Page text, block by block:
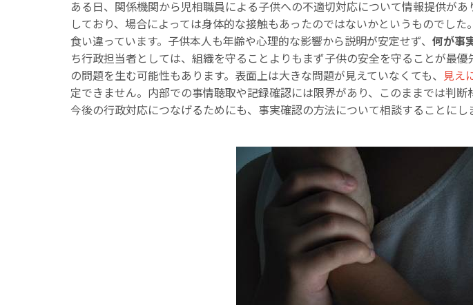
ある日、関係機関から児相職員による子供への不適切対応について情報提供が
しており、場合によっては身体的な接触もあったのではないかというものでし
食い違っています。子供本人も年齢や心理的な影響から説明が安定せず、 何が事
ち行政担当者としては、組織を守ることよりもまず子供の安全を守ることが最
の問題を生む可能性もあります。表面上は大きな問題が見えていなくても、 見え
定できません。内部での事情聴取や記録確認には限界があり、このままでは判
今後の行政対応につなげるためにも、事実確認の方法について相談することにし